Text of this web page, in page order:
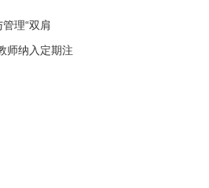
理“双肩
师纳入定期注